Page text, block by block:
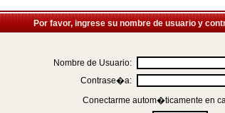
Por favor, ingrese su nombre de usuario y
Nombre de Usuario:
Contrase�a:
Conectarme autom�ticamente en